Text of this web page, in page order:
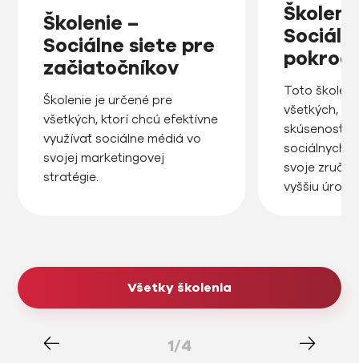
Školenie –
Sociálne siete pre
začiatočníkov
Školenie je určené pre
všetkých, ktorí chcú efektívne
využívať sociálne médiá vo
svojej marketingovej
stratégie.
Toto
všetkých,
skúsenosti
sociálnych
svoje
vyššiu
Všetky školenia
1/4